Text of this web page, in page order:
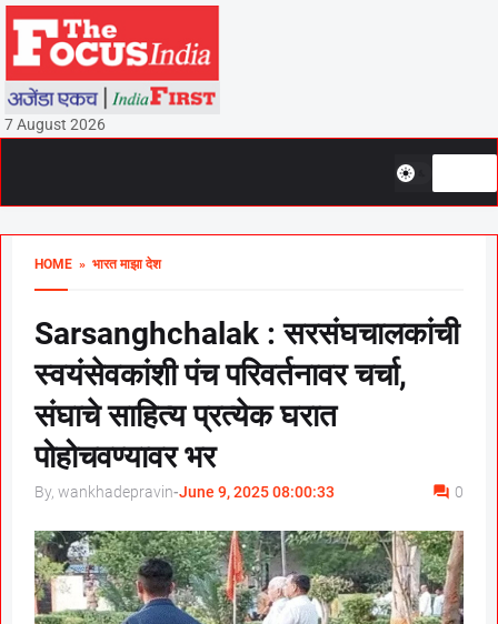
7 August 2026
HOME » भारत माझा देश
Sarsanghchalak : सरसंघचालकांची
स्वयंसेवकांशी पंच परिवर्तनावर चर्चा,
संघाचे साहित्य प्रत्येक घरात
पोहोचवण्यावर भर
By, wankhadepravin-June 9, 2025 08:00:33 0